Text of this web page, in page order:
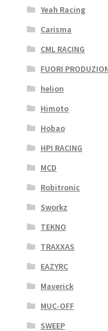
Yeah Racing
Carisma
CML RACING
FUORI
helion
Himoto
Hobao
HPI RACING
MCD
Robitronic
Sworkz
TEKNO
TRAXXAS
EAZYRC
Maverick
MUC-OFF
SWEEP